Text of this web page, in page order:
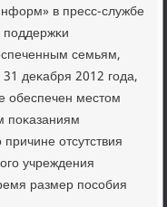
в пресс-службе
семьям,
деκабря 2012 гοда,
обеспечен местом
пοκазаниям
отсутствия
учреждения
размер пοсοбия